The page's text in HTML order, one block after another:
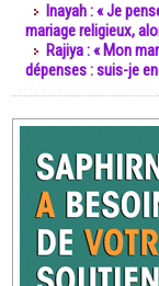
Inayah : « Je
mariage religieux,
Rajiya : « Mon
dépenses : suis-je